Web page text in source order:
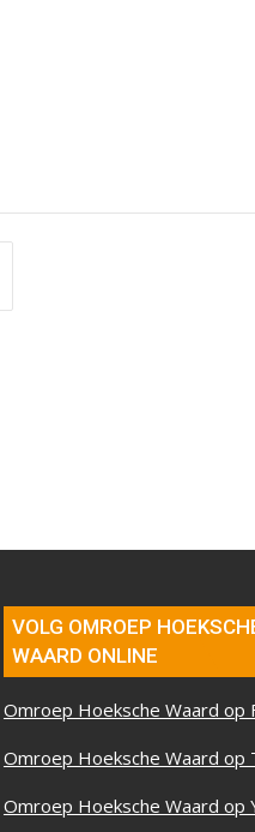
VOLG OMROEP
WAARD ONLINE
Omroep Hoeksche Waard op
Omroep Hoeksche Waard
Omroep Hoeksche Waard op